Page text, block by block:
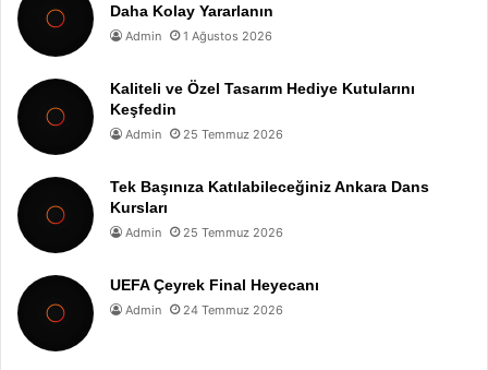
Daha Kolay Yararlanın
Admin 1 Ağustos 2026
Kaliteli ve Özel Tasarım Hediye Kutularını
Keşfedin
Admin 25 Temmuz 2026
Tek Başınıza Katılabileceğiniz Ankara Dans
Kursları
Admin 25 Temmuz 2026
UEFA Çeyrek Final Heyecanı
Admin 24 Temmuz 2026